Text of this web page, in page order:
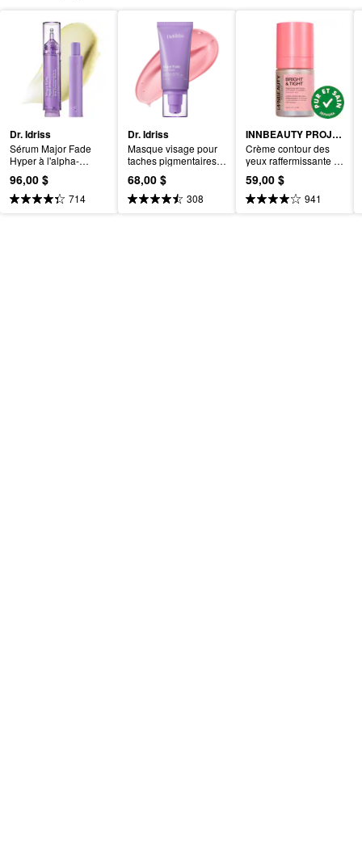
Dr. Idriss
Sérum Major Fade
Hyper à l'alpha-
arbutine et à la
niacinamide pour
illuminer et pour les
96,00 $
714
Dr. Idriss
Masque visage pour
taches pigmentaires
Major Fade avec AHA
68,00 $
308
INNBEAUTY PROJECT
Crème contour des
yeux raffermissante et
anticernes
rechargeable Bright &
Tight avec vitamine C
59,00 $
941